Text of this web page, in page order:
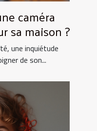
caméra
sa maison ?
une inquiétude
de son...